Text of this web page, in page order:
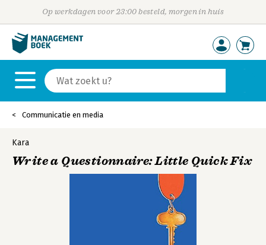
Op werkdagen voor 23:00 besteld, morgen in huis
Communicatie en media
Kara
Write a Questionnaire: Little Quick Fix